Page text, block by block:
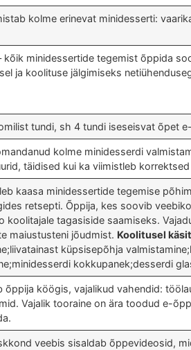
kolme erinevat minidesserti:
kõik minidessertide tegemist õppida
ja koolituse jälgimiseks
tundi, sh 4 tundi iseseisvat õpet
kolme minidesserdi
täidised kui ka viimistleb
kaasa minidessertide tegemise
retsepti. Õppija, kes soovib
koolitajale tagasiside saamiseks.
maiustusteni jõudmist. Koolitusel
küpsisepõhja
kokkupanek;desserdi
õppija köögis, vajalikud vahendid:
Vajalik tooraine on ära toodud e-
veebis sisaldab õppevideosid,